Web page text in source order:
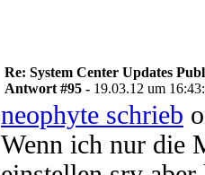
Re: System Center Updates
Antwort #95 - 19.03.12 um
neophyte schrieb
Wenn ich nur die